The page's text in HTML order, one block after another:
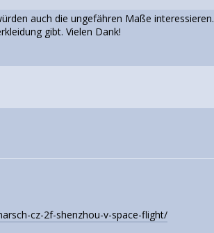
auch die ungefähren Maße interessieren.
gibt. Vielen Dank!
cz-2f-shenzhou-v-space-flight/